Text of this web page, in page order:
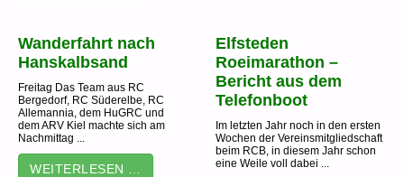
Wanderfahrt nach
Hanskalbsand
Freitag Das Team aus RC
Bergedorf, RC Süderelbe, RC
Allemannia, dem HuGRC und
dem ARV Kiel machte sich am
Nachmittag ...
WEITERLESEN …
Elfsteden
Roeimarathon –
Bericht aus dem
Telefonboot
Im letzten Jahr noch in den ersten
Wochen der Vereinsmitgliedschaft
beim RCB, in diesem Jahr schon
eine Weile voll dabei ...